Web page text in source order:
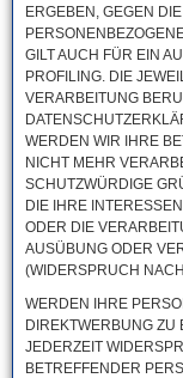
ERGEBEN, GEGEN
GILT AUCH FÜR EIN
PROFILING. DIE
VERARBEITUNG
WERDEN WIR IHRE
NICHT MEHR
SCHUTZWÜRDIGE
DIE IHRE
ODER DIE
AUSÜBUNG ODER
(WIDERSPRUCH
WERDEN IHRE
DIREKTWERBUNG ZU
JEDERZEIT
BETREFFENDER